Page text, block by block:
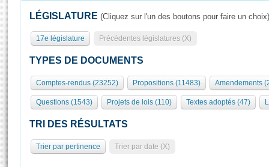
Présidence
577 députés
Groupes politiques
Séance publique
Commissions et autres organes
Europe et International
Pétitions
Rôle et pouvoirs de l'Assemblée
Organisation de l'Assemblée
Présidence Conférence des Présidents Bureau Collège des
Statistiques et chiffres clés
Visiter l'Assemblée
Visite virtuelle du palais Bourbon
Assister à une séance
LÉGISLATURE (Cliquez sur l'un des boutons pour faire un choix)
17e législature Précédentes législatures (X)
TYPES DE DOCUMENTS
Comptes-rendus (23252) Propositions (11483) Amendements
Questions (1543) Projets de lois (110) Textes adoptés (47)
TRI DES RÉSULTATS
Trier par pertinence Trier par date (X)